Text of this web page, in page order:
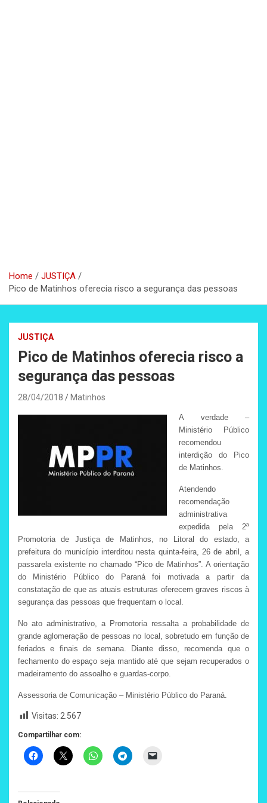
Home
JUSTIÇA
Pico de Matinhos oferecia risco a segurança das pessoas
JUSTIÇA
Pico de Matinhos oferecia risco a
segurança das pessoas
28/04/2018 Matinhos
A verdade –
Ministério Público
recomendou
interdição do Pico
de Matinhos.
Atendendo
recomendação
administrativa
expedida pela 2ª
Promotoria de Justiça de Matinhos, no Litoral do estado, a
prefeitura do município interditou nesta quinta-feira, 26 de abril, a
passarela existente no chamado “Pico de Matinhos”. A orientação
do Ministério Público do Paraná foi motivada a partir da
constatação de que as atuais estruturas oferecem graves riscos à
segurança das pessoas que frequentam o local.
No ato administrativo, a Promotoria ressalta a probabilidade de
grande aglomeração de pessoas no local, sobretudo em função de
feriados e finais de semana. Diante disso, recomenda que o
fechamento do espaço seja mantido até que sejam recuperados o
madeiramento do assoalho e guardas-corpo.
Assessoria de Comunicação – Ministério Público do Paraná.
Visitas: 2.567
Compartilhar com: